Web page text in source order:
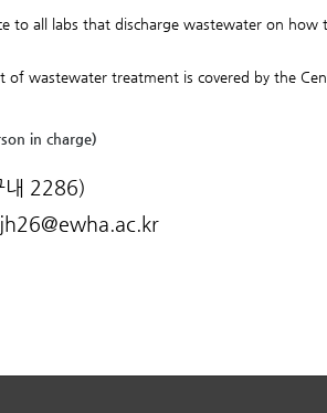
to all labs that discharge wastewater on
of wastewater treatment is covered by the
in charge)
내 2286)